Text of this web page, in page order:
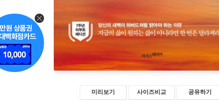
미리보기 사이즈비교 공유하기